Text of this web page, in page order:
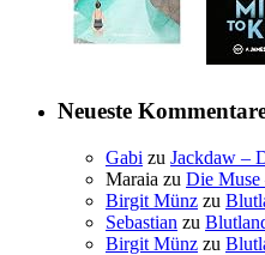
Neueste
Gabi zu Jackdaw –
Maraia zu Die Muse
Birgit Münz zu
Sebastian zu
Birgit Münz zu